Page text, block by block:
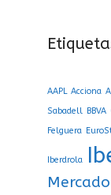
AAPL Acciona
Sabadell BBVA
Felguera
Iberdrola